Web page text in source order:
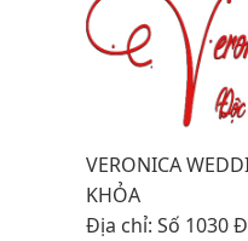
VERONICA
KHỎA
Địa chỉ: Số 1030